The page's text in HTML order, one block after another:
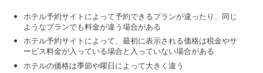
ホテル予約サイトによって予約できるプランが違ったり、同じ
ようなプランでも料金が違う場合がある
ホテル予約サイトによって、最初に表示される価格は税金やサ
ービス料金が入っている場合と入っていない場合がある
ホテルの価格は季節や曜日によって大きく違う